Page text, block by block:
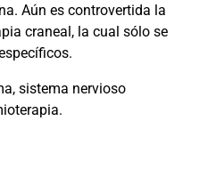
Aún es controvertida la
craneal, la cual sólo se
sistema nervioso